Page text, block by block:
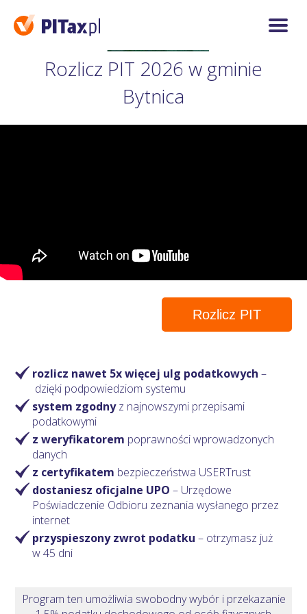
Rozlicz PIT 2026 w gminie
Bytnica
Rozlicz PIT
rozlicz nawet 5x więcej ulg podatkowych–
dzięki podpowiedziom systemu
system zgodnyz najnowszymi przepisami
podatkowymi
z weryfikatorem poprawności wprowadzonych
danych
z certyfikatem bezpieczeństwa USERTrust
dostaniesz oficjalne UPO – Urzędowe
Poświadczenie Odbioru zeznania wysłanego przez
internet
przyspieszony zwrot podatku – otrzymasz już
w 45 dni
Program ten umożliwia swobodny wybór i przekazanie